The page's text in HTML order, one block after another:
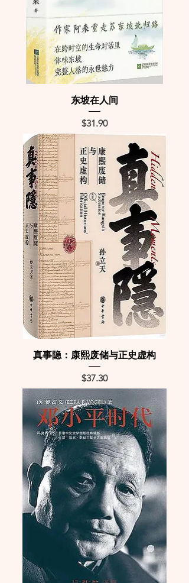
东坡在人间
Price
$31.90
真事隐：康熙废储与正史虚构
Price
$37.30